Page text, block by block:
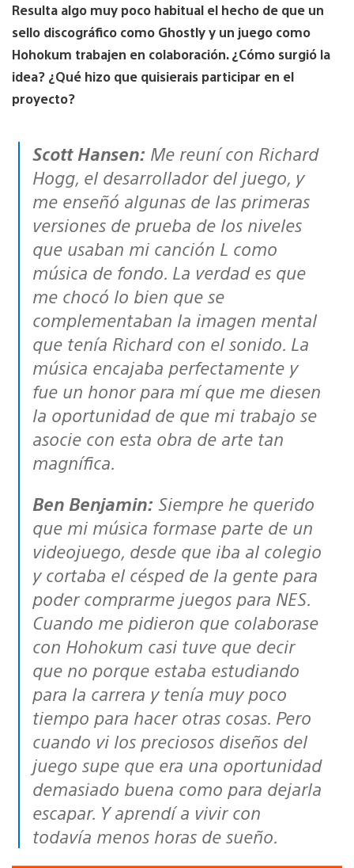
Resulta algo muy poco habitual el hecho de que un
sello discográfico como Ghostly y un juego como
Hohokum trabajen en colaboración. ¿Cómo surgió la
idea? ¿Qué hizo que quisierais participar en el
proyecto?
Scott Hansen: Me reuní con Richard
Hogg, el desarrollador del juego, y
me enseñó algunas de las primeras
versiones de prueba de los niveles
que usaban mi canción L como
música de fondo. La verdad es que
me chocó lo bien que se
complementaban la imagen mental
que tenía Richard con el sonido. La
música encajaba perfectamente y
fue un honor para mí que me diesen
la oportunidad de que mi trabajo se
asocie con esta obra de arte tan
magnífica.
Ben Benjamin: Siempre he querido
que mi música formase parte de un
videojuego, desde que iba al colegio
y cortaba el césped de la gente para
poder comprarme juegos para NES.
Cuando me pidieron que colaborase
con Hohokum casi tuve que decir
que no porque estaba estudiando
para la carrera y tenía muy poco
tiempo para hacer otras cosas. Pero
cuando vi los preciosos diseños del
juego supe que era una oportunidad
demasiado buena como para dejarla
escapar. Y aprendí a vivir con
todavía menos horas de sueño.